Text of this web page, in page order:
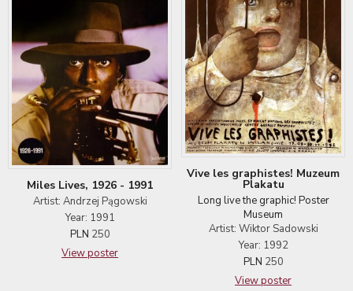
Miles Lives, 1926 - 1991
Artist: Andrzej Pągowski
Year: 1991
PLN 250
View poster
Vive les graphistes! Muzeum
Plakatu
Long live the graphic! Poster
Museum
Artist: Wiktor Sadowski
Year: 1992
PLN 250
View poster